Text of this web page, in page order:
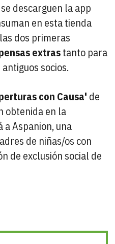
descarguen la app
en esta tienda
dos primeras
extrastanto para
socios.
con Causa' de
obtenida en la
a Aspanion, una
de niñas/os con
de exclusión social de